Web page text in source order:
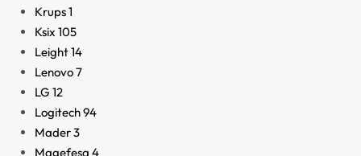
Krups1
Ksix 105
Leight14
Lenovo7
LG 12
Logitech94
Mader3
Magefesa 4